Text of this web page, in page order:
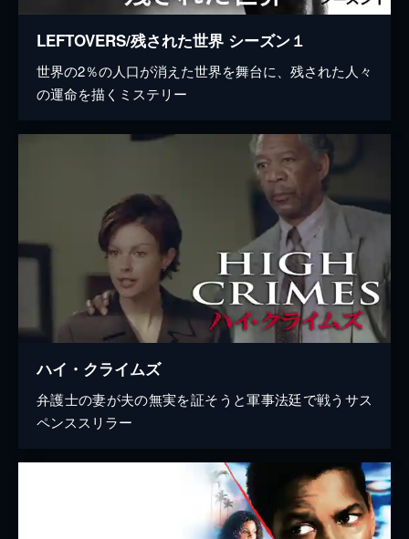
LEFTOVERS/残された世界 シーズン１
世界の2％の人口が消えた世界を舞台に、残された人々
の運命を描くミステリー
ハイ・クライムズ
弁護士の妻が夫の無実を証そうと軍事法廷で戦うサス
ペンススリラー